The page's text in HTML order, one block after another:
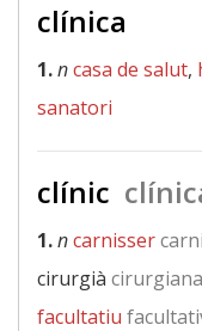
clínica
1.ncasa de salut,
sanatori
clínic
1.ncarnisser
cirurgià cirurgiana
facultatiu